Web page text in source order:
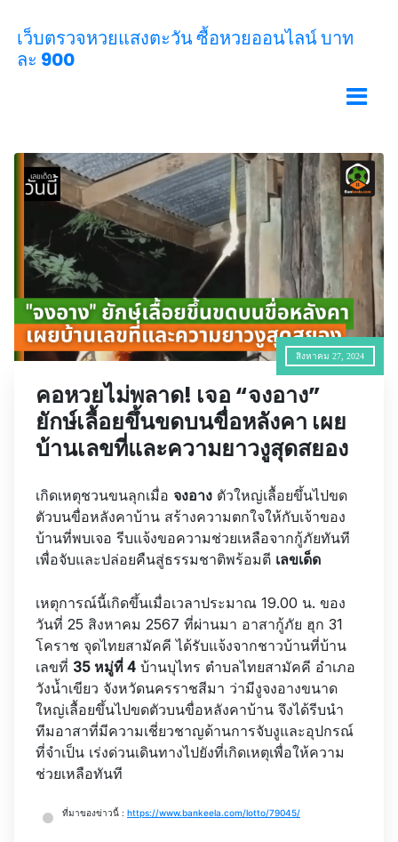
เว็บตรวจหวยแสงตะวัน ซื้อหวยออนไลน์ บาท
ละ 900
สิงหาคม 27, 2024
คอหวยไม่พลาด! เจอ “จงอาง”
ยักษ์เลื้อยขึ้นขดบนขื่อหลังคา เผย
บ้านเลขที่และความยาวงูสุดสยอง
เกิดเหตุชวนขนลุกเมื่อ จงอาง ตัวใหญ่เลื้อยขึ้นไปขด
ตัวบนขื่อหลังคาบ้าน สร้างความตกใจให้กับเจ้าของ
บ้านที่พบเจอ รีบแจ้งขอความช่วยเหลือจากกู้ภัยทันที
เพื่อจับและปล่อยคืนสู่ธรรมชาติพร้อมตี เลขเด็ด
เหตุการณ์นี้เกิดขึ้นเมื่อเวลาประมาณ 19.00 น. ของ
วันที่ 25 สิงหาคม 2567 ที่ผ่านมา อาสากู้ภัย ฮุก 31
โคราช จุดไทยสามัคคี ได้รับแจ้งจากชาวบ้านที่บ้าน
เลขที่ 35 หมู่ที่ 4 บ้านบุไทร ตำบลไทยสามัคคี อำเภอ
วังน้ำเขียว จังหวัดนครราชสีมา ว่ามีงูจงอางขนาด
ใหญ่เลื้อยขึ้นไปขดตัวบนขื่อหลังคาบ้าน จึงได้รีบนำ
ทีมอาสาที่มีความเชี่ยวชาญด้านการจับงูและอุปกรณ์
ที่จำเป็น เร่งด่วนเดินทางไปยังที่เกิดเหตุเพื่อให้ความ
ช่วยเหลือทันที
ที่มาของข่าวนี้ : https://www.bankeela.com/lotto/79045/